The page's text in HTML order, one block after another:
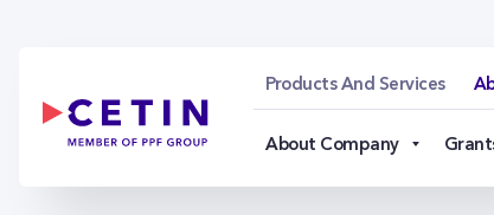
Products And Services
About Company